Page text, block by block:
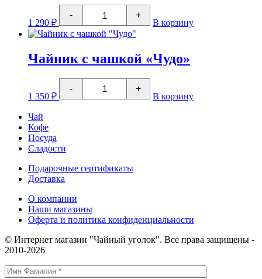
1 290 ₽
-
Количество
товара
Чайник
"Любовь"
з/
к
+
В корзину
Чайник с чашкой «Чудо»
1 350 ₽
-
Количество
товара
Чайник
+
В корзину
Чай
Кофе
Посуда
Сладости
Подарочные сертификаты
Доставка
О компании
Наши магазины
Оферта и политика конфиденциальности
© Интернет магазин "Чайный уголок". Все права защищены -
2010-2026